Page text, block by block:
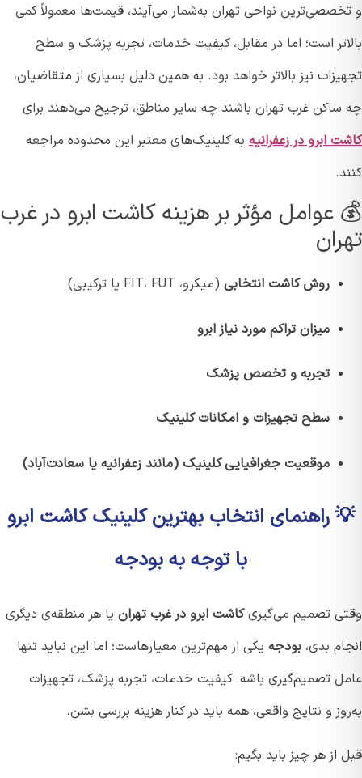
نواحی تهران به‌شمار می‌آیند، قیمت‌ها معمولاً کمی
است؛ اما در مقابل، کیفیت خدمات، تجربه پزشک و سطح
نیز بالاتر خواهد بود. به همین دلیل بسیاری از متقاضیان،
غرب تهران باشند چه سایر مناطق، ترجیح می‌دهند برای
ابرو در زعفرانیهبه کلینیک‌های معتبر این محدوده مراجعه
عوامل مؤثر بر هزینه کاشت ابرو در غرب
روش کاشت انتخابی(میکرو، FIT، FUT یا ترکیبی)
میزان تراکم مورد نیاز ابرو
تجربه و تخصص پزشک
سطح تجهیزات و امکانات کلینیک
موقعیت جغرافیایی کلینیک (مانند زعفرانیه یا سعادت‌آباد)
راهنمای انتخاب بهترین کلینیک کاشت ابرو
با توجه به بودجه
تصمیم می‌گیریکاشت ابرو در غرب تهرانیا هر منطقه‌ی دیگری
بدی،بودجهیکی از مهم‌ترین معیارهاست؛ اما این نباید تنها
تصمیم‌گیری باشه. کیفیت خدمات، تجربه پزشک، تجهیزات
و نتایج واقعی، همه باید در کنار هزینه بررسی بشن.
از هر چیز باید بگیم: